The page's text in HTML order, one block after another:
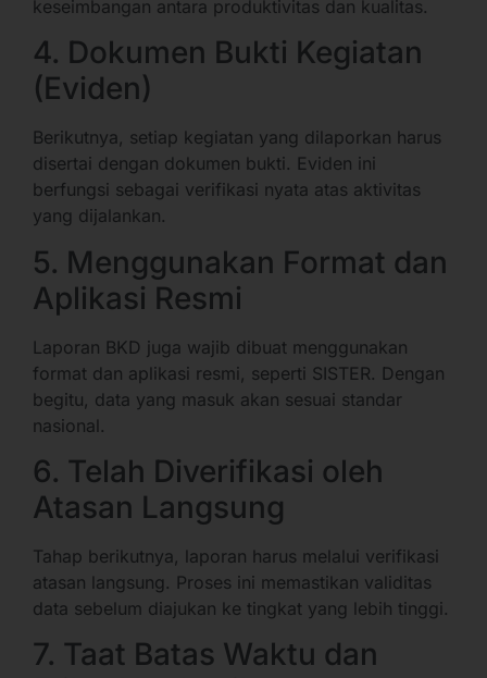
keseimbangan antara produktivitas dan kualitas.
4. Dokumen Bukti Kegiatan
(Eviden)
Berikutnya, setiap kegiatan yang dilaporkan harus
disertai dengan dokumen bukti. Eviden ini
berfungsi sebagai verifikasi nyata atas aktivitas
yang dijalankan.
5. Menggunakan Format dan
Aplikasi Resmi
Laporan BKD juga wajib dibuat menggunakan
format dan aplikasi resmi, seperti SISTER. Dengan
begitu, data yang masuk akan sesuai standar
nasional.
6. Telah Diverifikasi oleh
Atasan Langsung
Tahap berikutnya, laporan harus melalui verifikasi
atasan langsung. Proses ini memastikan validitas
data sebelum diajukan ke tingkat yang lebih tinggi.
7. Taat Batas Waktu dan